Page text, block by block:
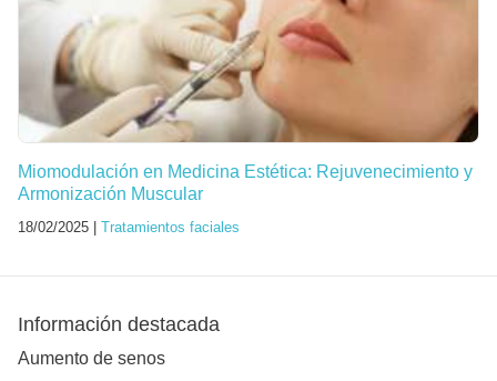
Miomodulación en Medicina Estética: Rejuvenecimiento y
Armonización Muscular
18/02/2025 | Tratamientos faciales
Información destacada
Aumento de senos